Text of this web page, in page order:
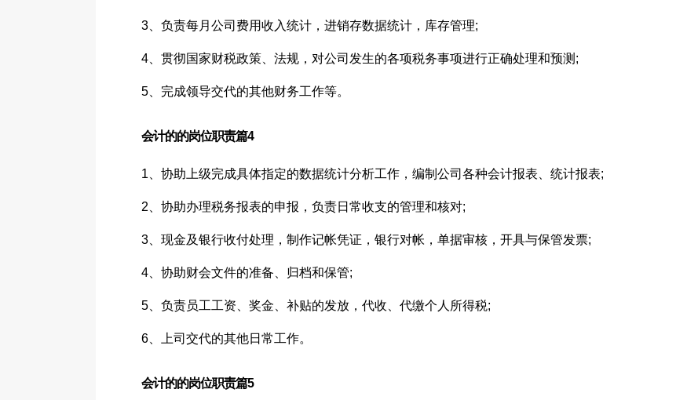
3、负责每月公司费用收入统计，进销存数据统计，库存管理;
4、贯彻国家财税政策、法规，对公司发生的各项税务事项进行正确处理和预测;
5、完成领导交代的其他财务工作等。
会计的的岗位职责篇4
1、协助上级完成具体指定的数据统计分析工作，编制公司各种会计报表、统计报表;
2、协助办理税务报表的申报，负责日常收支的管理和核对;
3、现金及银行收付处理，制作记帐凭证，银行对帐，单据审核，开具与保管发票;
4、协助财会文件的准备、归档和保管;
5、负责员工工资、奖金、补贴的发放，代收、代缴个人所得税;
6、上司交代的其他日常工作。
会计的的岗位职责篇5